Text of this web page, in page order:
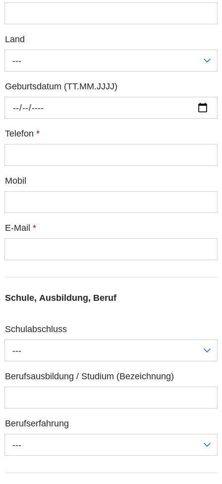
Land
---
Geburtsdatum (TT.MM.JJJJ)
Telefon *
Mobil
E-Mail *
Schule, Ausbildung, Beruf
Schulabschluss
---
Berufsausbildung / Studium (Bezeichnung)
Berufserfahrung
---